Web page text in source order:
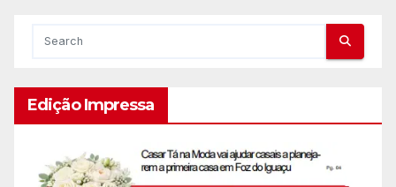
Edição Impressa